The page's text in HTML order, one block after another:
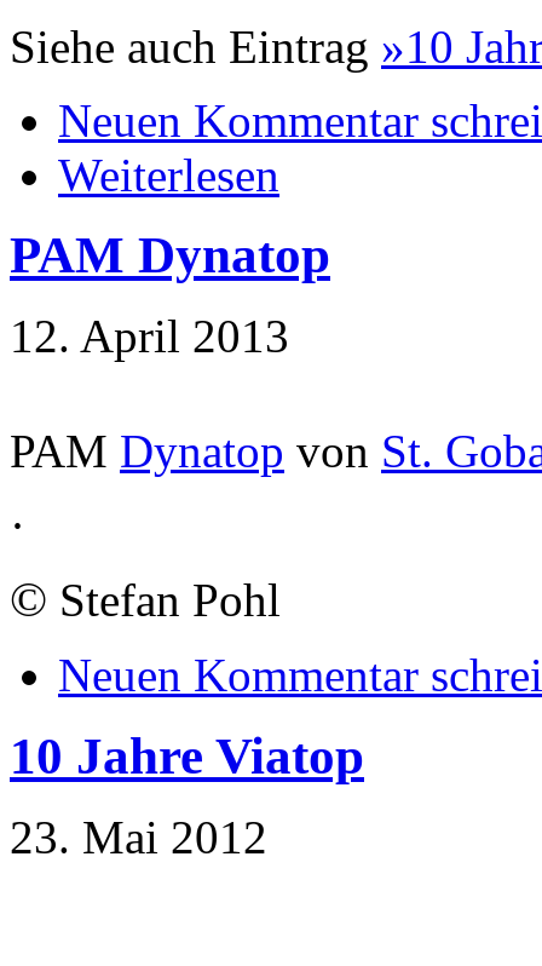
Siehe auch Eintrag »10
Neuen Kommentar
Weiterlesen
PAM Dynatop
12. April 2013
PAM Dynatop von St.
·
© Stefan Pohl
Neuen Kommentar
10 Jahre Viatop
23. Mai 2012